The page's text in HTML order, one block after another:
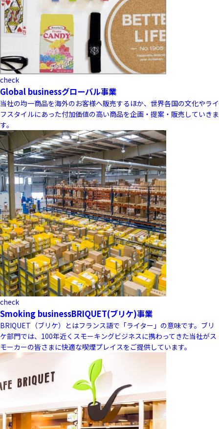
check
Global businessグローバル事業
当社の均一商品を海外のお客様へ販売するほか、世界各国の文化やライ
フスタイルにあった付加価値の高い商品を企画・提案・販売していきま
す。
check
Smoking businessBRIQUET(ブリケ)事業
BRIQUET（ブリケ）とはフランス語で「ライター」の意味です。ブリ
ケ部門では、100年近くスモーキングビジネスに携わってきた当社がス
モーカーの皆さまに快適な喫煙プレイスをご提供しています。